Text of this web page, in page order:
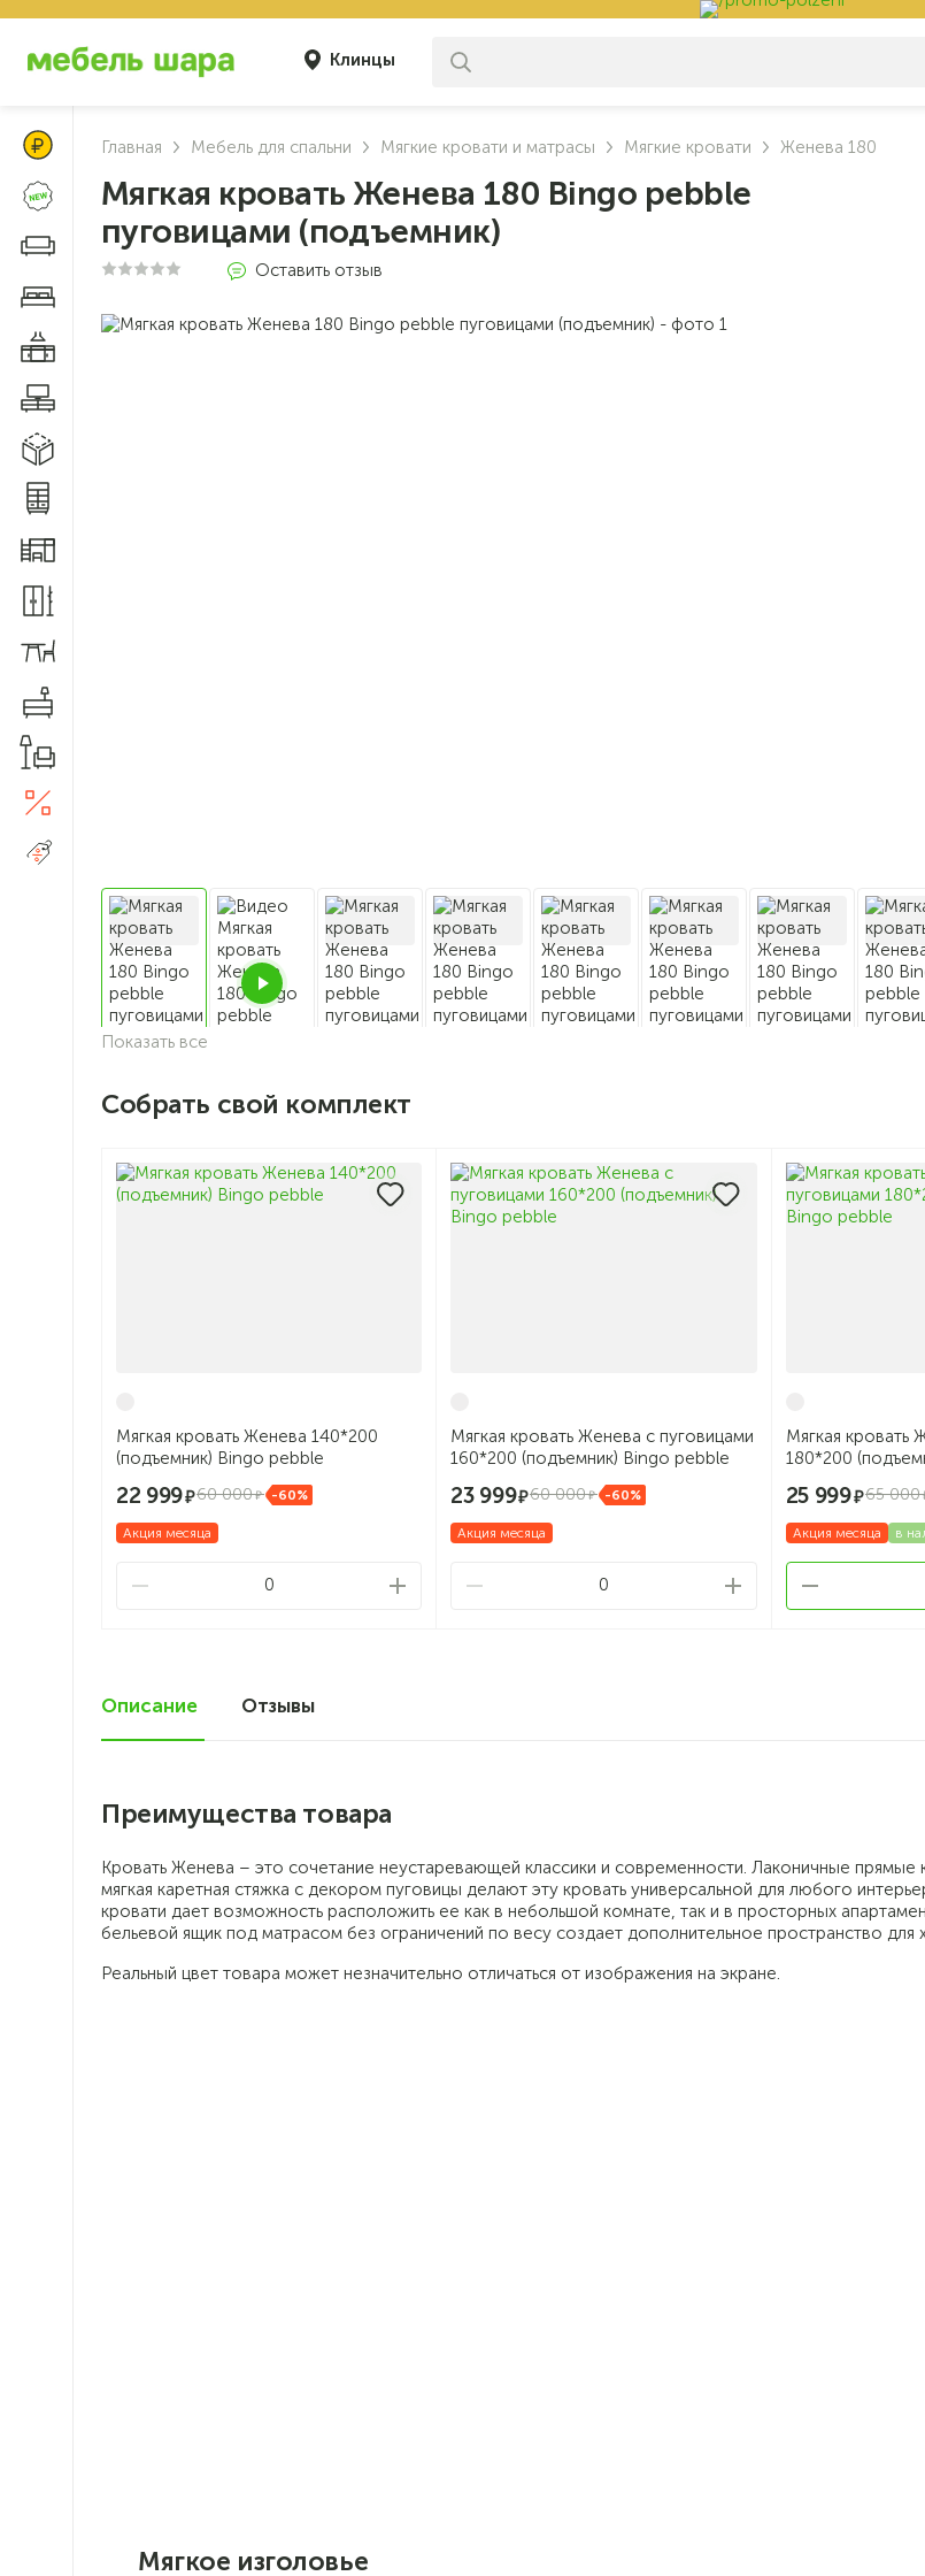
Клинцы
Цены Клуба Своих
Новинки
Диваны и кресла
Главная Мебель для спальни Мягкие кровати и матрасы Мягкие кровати Женева 180
Мягкая кровать Женева 180 Bingo pebble
пуговицами (подъемник)
Оставить отзыв
Показать все
Собрать свой комплект
Мягкая кровать Женева 140*200
(подъемник) Bingo pebble
22 999 60 000 -60%
Акция месяца
0
Мягкая кровать Женева с пуговицами
160*200 (подъемник) Bingo pebble
23 999 60 000 -60%
Акция месяца
0
Мягкая кровать
180*200
25 999 65 000
Акция месяца в
Описание Отзывы
Преимущества товара
Кровать Женева – это сочетание неустаревающей классики и современности. Лаконичные прямые
мягкая каретная стяжка с декором пуговицы делают эту кровать универсальной для любого
кровати дает возможность расположить ее как в небольшой комнате, так и в просторных
бельевой ящик под матрасом без ограничений по весу создает дополнительное пространство для
Реальный цвет товара может незначительно отличаться от изображения на экране.
Мягкое изголовье